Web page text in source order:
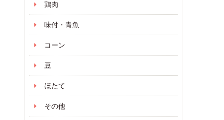
鶏肉
味付・青魚
コーン
豆
ほたて
その他